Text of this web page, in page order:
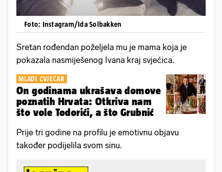
Foto: Instagram/Ida Solbakken
Sretan rođendan poželjela mu je mama koja je
pokazala nasmiješenog Ivana kraj svjećica.
MLADI CVJEĆAR
On godinama ukrašava domove
poznatih Hrvata: Otkriva nam
što vole Todorići, a što Grubnić
Prije tri godine na profilu je emotivnu objavu
također podijelila svom sinu.